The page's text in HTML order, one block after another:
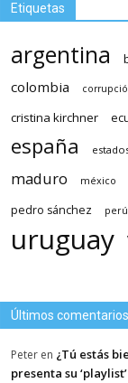
Etiquetas
argentina
colombia
cristina kirchner
españa
maduro méxico
pedro sánchez perú
uruguay
Últimos comentarios
Peter en ¿Tú estás
presenta su